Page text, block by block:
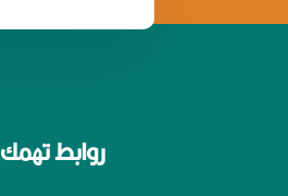
روابط تهمك